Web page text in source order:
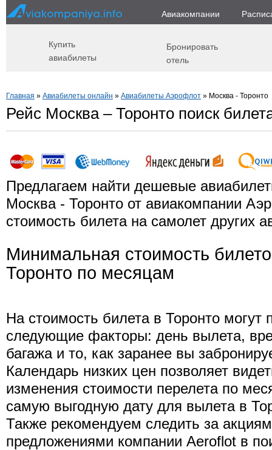
Авиакомпании
Купить
авиабилеты
Бронировать
отель
Главная » Авиабилеты онлайн » Авиабилеты Аэрофлот » Москва - Торонто
Рейс Москва – Торонто поиск
Предлагаем найти дешевые
Москва - Торонто от авиакомпании
стоимость билета на самолет других
Минимальная стоимость
Торонто по месяцам
На стоимость билета в Торонто могут
следующие факторы: день вылета,
багажа и то, как заранее вы
Календарь низких цен позволяет
изменения стоимости перелета по
самую выгодную дату для вылета в
Также рекомендуем следить за
предложениями компании Aeroflot в